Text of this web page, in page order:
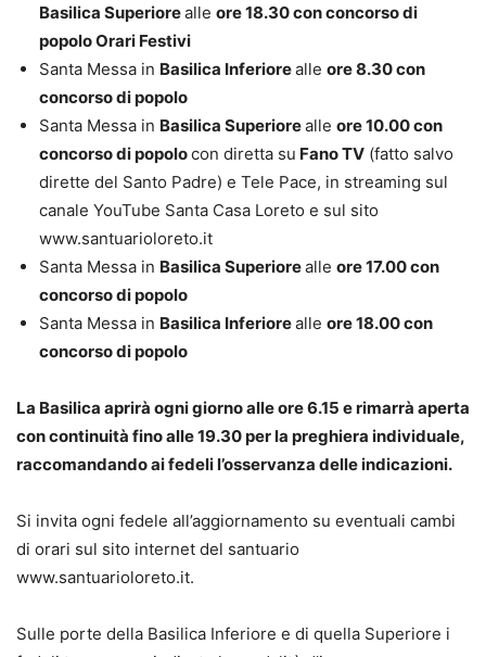
Basilica Superiorealle ore 18.30 con concorso di
popolo Orari Festivi
Santa Messa in Basilica Inferiorealle ore 8.30 con
concorso di popolo
Santa Messa in Basilica Superiorealle ore 10.00 con
concorso di popolocon diretta su Fano TV (fatto salvo
dirette del Santo Padre) e Tele Pace, in streaming sul
canale YouTube Santa Casa Loreto e sul sito
www.santuarioloreto.it
Santa Messa in Basilica Superiorealle ore 17.00 con
concorso di popolo
Santa Messa in Basilica Inferiorealle ore 18.00 con
concorso di popolo
La Basilica aprirà ogni giorno alle ore 6.15 e rimarrà aperta
con continuità fino alle 19.30 per la preghiera individuale,
raccomandando ai fedeli l’osservanza delle indicazioni.
Si invita ogni fedele all’aggiornamento su eventuali cambi
di orari sul sito internet del santuario
www.santuarioloreto.it.
Sulle porte della Basilica Inferiore e di quella Superiore i